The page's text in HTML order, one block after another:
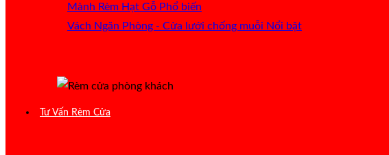
Mành Rèm Hạt Gỗ
Vách Ngăn Phòng - Cửa lưới chống muỗi
Tư Vấn Rèm Cửa